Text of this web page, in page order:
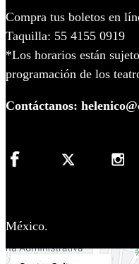
Compra tus boletos en
Taquilla: 55 4155 0919
*Los horarios están
programación de los
Contáctanos:
México.